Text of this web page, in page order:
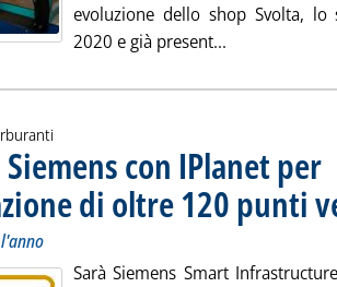
evoluzione dello shop Svolta,
2020 e già present...
con IPlanet per
di oltre 120 punti
Sarà Siemens Smart